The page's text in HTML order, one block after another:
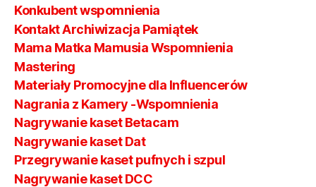
Konkubent wspomnienia
Kontakt Archiwizacja Pamiątek
Mama Matka Mamusia Wspomnienia
Mastering
Materiały Promocyjne dla Influencerów
Nagrania z Kamery -Wspomnienia
Nagrywanie kaset Betacam
Nagrywanie kaset Dat
Przegrywanie kaset pufnych i szpul
Nagrywanie kaset DCC